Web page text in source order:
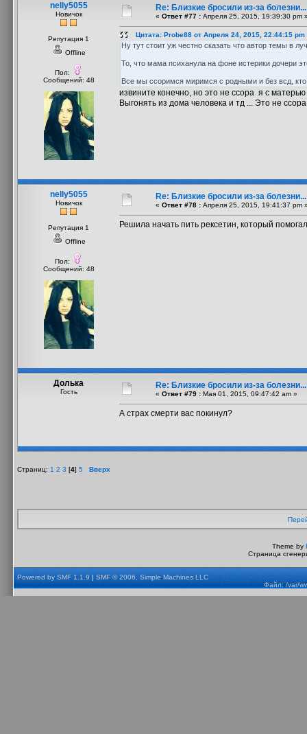
nelly5055
Новичок
Репутация 1
Offline
Пол:
Сообщений: 48
Re: Близкие бросили из-за
« Ответ #77 : Апреля 25, 2015, 19:39:30 pm
Цитата: Probe88 от Апреля 24, 2015, 22:44:15 pm
Ну тут стоит уж честно сказать что автор темы в
То, что мама психанула на фоне истерики дочери
Все мы ссоримся миримся с родными и без всд, кто
извините конечно, но это не ссора я с
Выгонять из дома человека и тд ... Это не
nelly5055
Новичок
Репутация 1
Offline
Пол:
Сообщений: 48
Re: Близкие бросили из-за
« Ответ #78 : Апреля 25, 2015, 19:41:37 pm
Решила начать пить рексетин, который
Долька
Гость
Re: Близкие бросили из-за
« Ответ #79 : Мая 01, 2015, 09:47:42 am »
А страх смерти вас покинул?
Страниц: 1 2 3 [4] 5 Вверх
Theme by
Страница
Powered by SMF 1.1.9|SMF © 2006, Simple Machines LLC
Файл: /var/